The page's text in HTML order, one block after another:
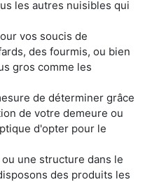
les autres nuisibles qui
vos soucis de
des fourmis, ou bien
gros comme les
de déterminer grâce
de votre demeure ou
d'opter pour le
une structure dans le
des produits les